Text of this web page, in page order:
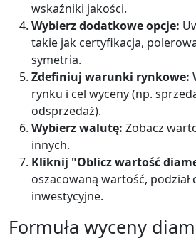
wskaźniki jakości.
Wybierz dodatkowe opcje:
takie jak certyfikacja,
symetria.
Zdefiniuj warunki rynkowe:
rynku i cel wyceny (np.
odsprzedaż).
Wybierz walutę: Zobacz
innych.
Kliknij "Oblicz wartość
oszacowaną wartość,
inwestycyjne.
Formuła wyceny